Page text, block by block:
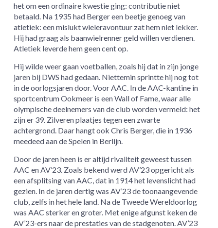
het om een ordinaire kwestie ging: contributie niet
betaald. Na 1935 had Berger een beetje genoeg van
atletiek: een mislukt wieleravontuur zat hem niet lekker.
Hij had graag als baanwielrenner geld willen verdienen.
Atletiek leverde hem geen cent op.
Hij wilde weer gaan voetballen, zoals hij dat in zijn jonge
jaren bij DWS had gedaan. Niettemin sprintte hij nog tot
in de oorlogsjaren door. Voor AAC. In de AAC-kantine in
sportcentrum Ookmeer is een Wall of Fame, waar alle
olympische deelnemers van de club worden vermeld: het
zijn er 39. Zilveren plaatjes tegen een zwarte
achtergrond. Daar hangt ook Chris Berger, die in 1936
meedeed aan de Spelen in Berlijn.
Door de jaren heen is er altijd rivaliteit geweest tussen
AAC en AV’23. Zoals bekend werd AV’23 opgericht als
een afsplitsing van AAC, dat in 1914 het levenslicht had
gezien. In de jaren dertig was AV’23 de toonaangevende
club, zelfs in het hele land. Na de Tweede Wereldoorlog
was AAC sterker en groter. Met enige afgunst keken de
AV’23-ers naar de prestaties van de stadgenoten. AV’23